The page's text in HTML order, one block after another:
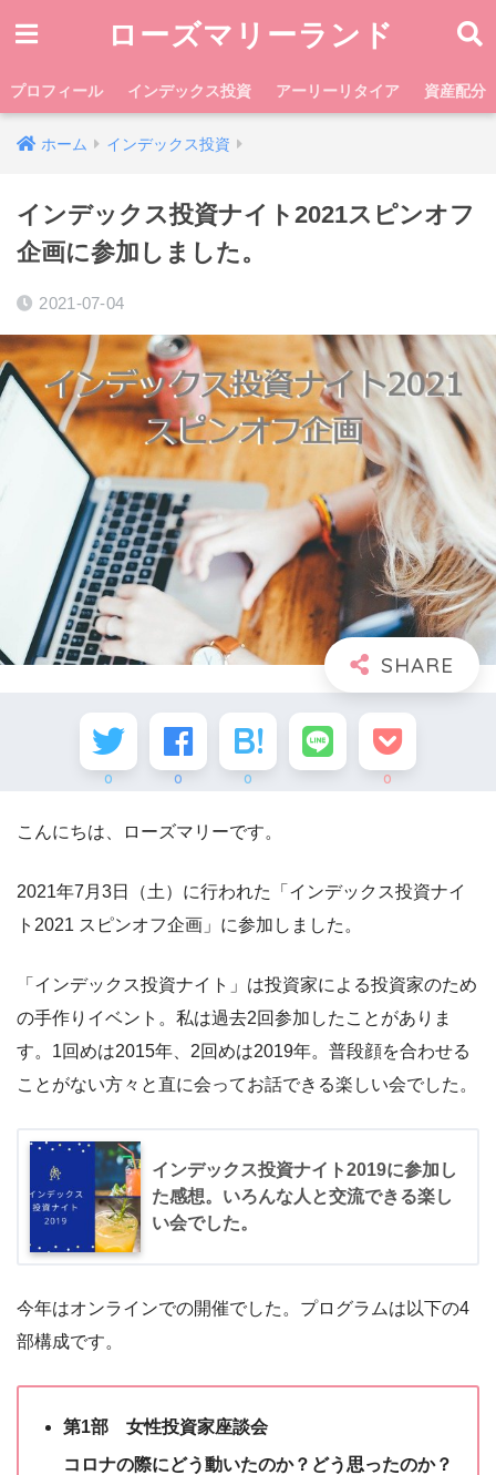
ローズマリーランド
プロフィール インデックス投資 アーリーリタイア 資産配分
ホーム インデックス投資
インデックス投資ナイト2021スピンオフ
企画に参加しました。
2021-07-04
0 0 0 0
こんにちは、ローズマリーです。
2021年7月3日（土）に行われた「インデックス投資ナイ
ト2021 スピンオフ企画」に参加しました。
「インデックス投資ナイト」は投資家による投資家のため
の手作りイベント。私は過去2回参加したことがありま
す。1回めは2015年、2回めは2019年。普段顔を合わせる
ことがない方々と直に会ってお話できる楽しい会でした。
インデックス投資ナイト2019に参加し
た感想。いろんな人と交流できる楽し
い会でした。
今年はオンラインでの開催でした。プログラムは以下の4
部構成です。
第1部 女性投資家座談会
コロナの際にどう動いたのか？どう思ったのか？